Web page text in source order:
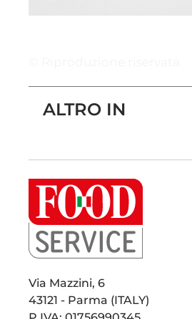
ALTRO IN
Via Mazzini, 6
43121 - Parma (ITALY)